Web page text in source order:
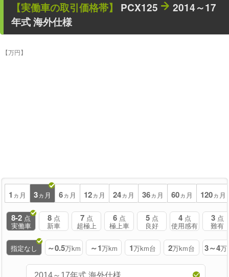
【実働車の取引価格帯】 PCX125
2014～17
年式 海外仕様
【万円】
1 ヵ月 3ヵ月 6ヵ月 12ヵ月 24ヵ月 36ヵ月 60ヵ月 120ヵ月
8-2 点
実働車
8 点
新車
7 点
超極上
6 点
極上車
5 点
良好
4 点
使用感有
3 点
難有
指定なし ～0.5万km ～1万km 1万km台 2万km台 3～4万